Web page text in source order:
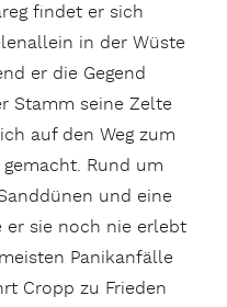
findet er sich
in der Wüste
er die Gegend
Stamm seine Zelte
auf den Weg zum
Rund um
und eine
er sie noch nie erlebt
Panikanfälle
Cropp zu Frieden